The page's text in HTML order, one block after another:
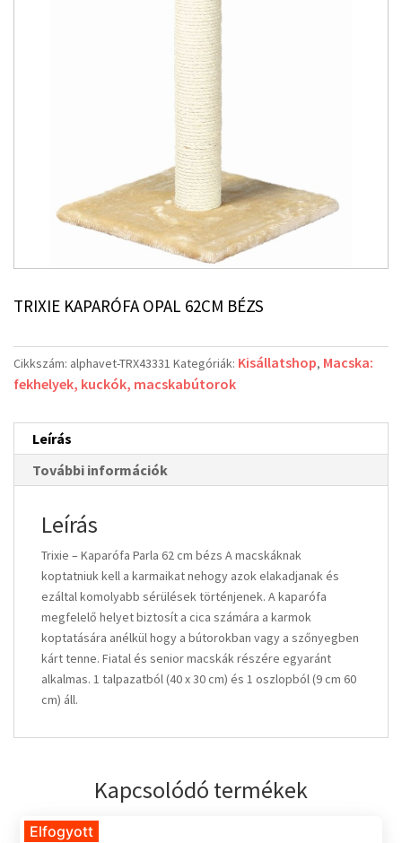
TRIXIE KAPARÓFA OPAL 62CM BÉZS
Cikkszám: alphavet-TRX43331 Kategóriák: Kisállatshop, Macska:
fekhelyek, kuckók, macskabútorok
Leírás
További információk
Leírás
Trixie – Kaparófa Parla 62 cm bézs A macskáknak
koptatniuk kell a karmaikat nehogy azok elakadjanak és
ezáltal komolyabb sérülések történjenek. A kaparófa
megfelelő helyet biztosít a cica számára a karmok
koptatására anélkül hogy a bútorokban vagy a szőnyegben
kárt tenne. Fiatal és senior macskák részére egyaránt
alkalmas. 1 talpazatból (40 x 30 cm) és 1 oszlopból (9 cm 60
cm) áll.
Kapcsolódó termékek
Elfogyott